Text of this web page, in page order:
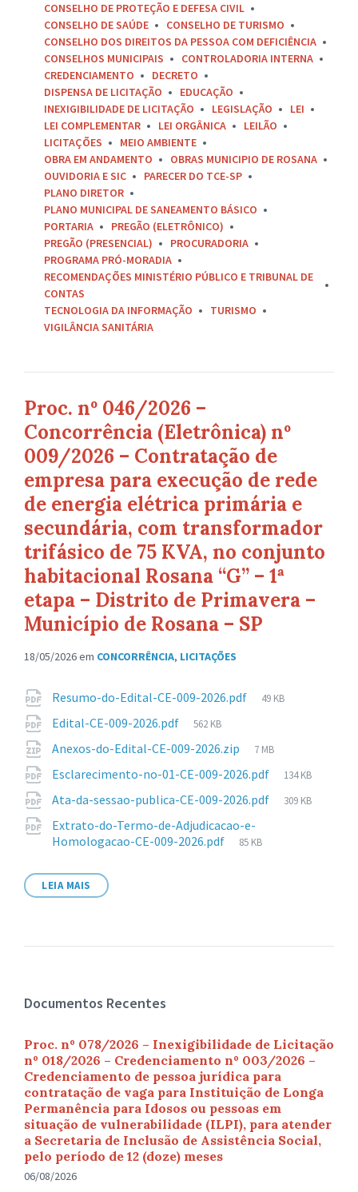
CONSELHO DE PROTEÇÃO E DEFESA CIVIL
CONSELHO DE SAÚDE
CONSELHO DE TURISMO
CONSELHO DOS DIREITOS DA PESSOA COM DEFICIÊNCIA
CONSELHOS MUNICIPAIS
CONTROLADORIA INTERNA
CREDENCIAMENTO
DECRETO
DISPENSA DE LICITAÇÃO
EDUCAÇÃO
INEXIGIBILIDADE DE LICITAÇÃO
LEGISLAÇÃO
LEI
LEI COMPLEMENTAR
LEI ORGÂNICA
LEILÃO
LICITAÇÕES
MEIO AMBIENTE
OBRA EM ANDAMENTO
OBRAS MUNICIPIO DE ROSANA
OUVIDORIA E SIC
PARECER DO TCE-SP
PLANO DIRETOR
PLANO MUNICIPAL DE SANEAMENTO BÁSICO
PORTARIA
PREGÃO (ELETRÔNICO)
PREGÃO (PRESENCIAL)
PROCURADORIA
PROGRAMA PRÓ-MORADIA
RECOMENDAÇÕES MINISTÉRIO PÚBLICO E TRIBUNAL DE
CONTAS
TECNOLOGIA DA INFORMAÇÃO
TURISMO
VIGILÂNCIA SANITÁRIA
Proc. nº 046/2026 –
Concorrência (Eletrônica) nº
009/2026 – Contratação de
empresa para execução de rede
de energia elétrica primária e
secundária, com transformador
trifásico de 75 KVA, no conjunto
habitacional Rosana “G” – 1ª
etapa – Distrito de Primavera –
Município de Rosana – SP
18/05/2026em CONCORRÊNCIA, LICITAÇÕES
Anexos
Resumo-do-Edital-CE-009-2026.pdf
Tamanho
49 KB
Edital-CE-009-2026.pdf
Tamanho
arquivo:
562 KB
Anexos-do-Edital-CE-009-2026.zip
Tamanho
arquivo:
7 MB
Esclarecimento-no-01-CE-009-2026.pdf
Tamanho
arquivo:
134 KB
Ata-da-sessao-publica-CE-009-2026.pdf
Tamanho
309 KB
Extrato-do-Termo-de-Adjudicacao-e-
Homologacao-CE-009-2026.pdf
Tamanho
85 KB
LEIA MAIS
Documentos Recentes
Proc. nº 078/2026 – Inexigibilidade de Licitação
nº 018/2026 – Credenciamento nº 003/2026 –
Credenciamento de pessoa jurídica para
contratação de vaga para Instituição de Longa
Permanência para Idosos ou pessoas em
situação de vulnerabilidade (ILPI), para atender
a Secretaria de Inclusão de Assistência Social,
pelo período de 12 (doze) meses
06/08/2026